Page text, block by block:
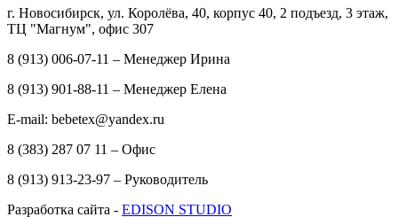
г. Новосибирск, ул. Королёва, 40, корпус 40, 2 подъезд, 3 этаж,
ТЦ "Магнум", офис 307
8 (913) 006-07-11 – Менеджер Ирина
8 (913) 901-88-11 – Менеджер Елена
E-mail: bebetex@yandex.ru
8 (383) 287 07 11 – Офис
8 (913) 913-23-97 – Руководитель
Разработка сайта - EDISON STUDIO